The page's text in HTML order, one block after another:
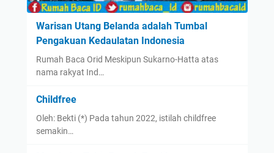
Warisan Utang Belanda adalah Tumbal
Pengakuan Kedaulatan Indonesia
Rumah Baca Orid Meskipun Sukarno-Hatta atas
nama rakyat Ind…
Childfree
Oleh: Bekti (*) Pada tahun 2022, istilah childfree
semakin…